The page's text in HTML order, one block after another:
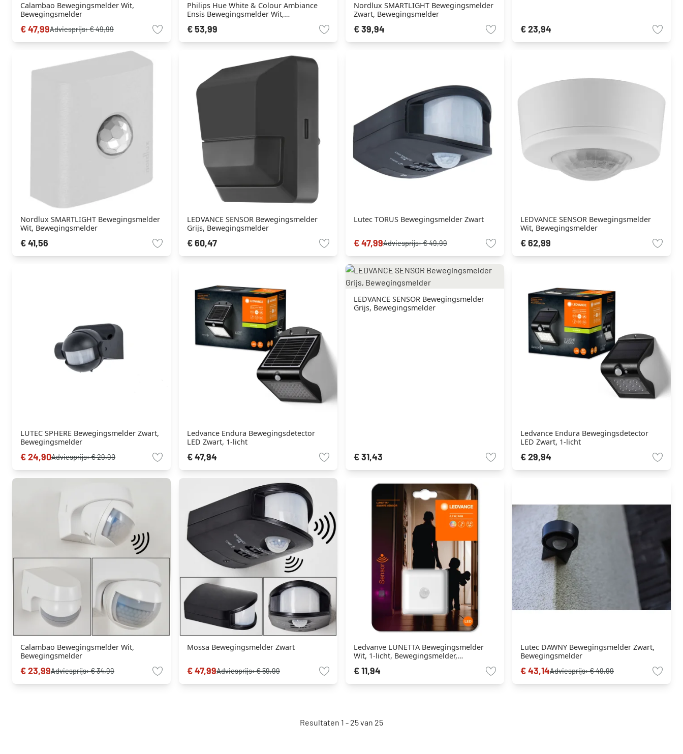
Calambao Bewegingsmelder Wit,
Bewegingsmelder
€ 47,99Adviesprijs:€ 49,99
Philips Hue White & Colour Ambiance
Ensis Bewegingsmelder Wit,
€ 53,99
Nordlux SMARTLIGHT Bewegingsmelder
Zwart, Bewegingsmelder
€ 39,94 € 23,94
Nordlux SMARTLIGHT Bewegingsmelder
Wit, Bewegingsmelder
€ 41,56
LEDVANCE SENSOR Bewegingsmelder
Grijs, Bewegingsmelder
€ 60,47
Lutec TORUS Bewegingsmelder Zwart
€ 47,99Adviesprijs:€ 49,99
LEDVANCE SENSOR Bewegingsmelder
Wit, Bewegingsmelder
€ 62,99
LUTEC SPHERE Bewegingsmelder Zwart,
Bewegingsmelder
€ 24,90Adviesprijs:€ 29,90
Ledvance Endura Bewegingsdetector
LED Zwart, 1-licht
€ 47,94
LEDVANCE SENSOR Bewegingsmelder
Grijs, Bewegingsmelder
€ 31,43
Ledvance Endura Bewegingsdetector
LED Zwart, 1-licht
€ 29,94
Calambao Bewegingsmelder Wit,
Bewegingsmelder
€ 23,99Adviesprijs:€ 34,99
Mossa Bewegingsmelder Zwart
€ 47,99Adviesprijs:€ 59,99
Ledvanve LUNETTA Bewegingsmelder
Wit, 1-licht, Bewegingsmelder,
€ 11,94
Lutec DAWNY Bewegingsmelder Zwart,
Bewegingsmelder
€ 43,14Adviesprijs:€ 49,99
Resultaten 1 - 25 van 25